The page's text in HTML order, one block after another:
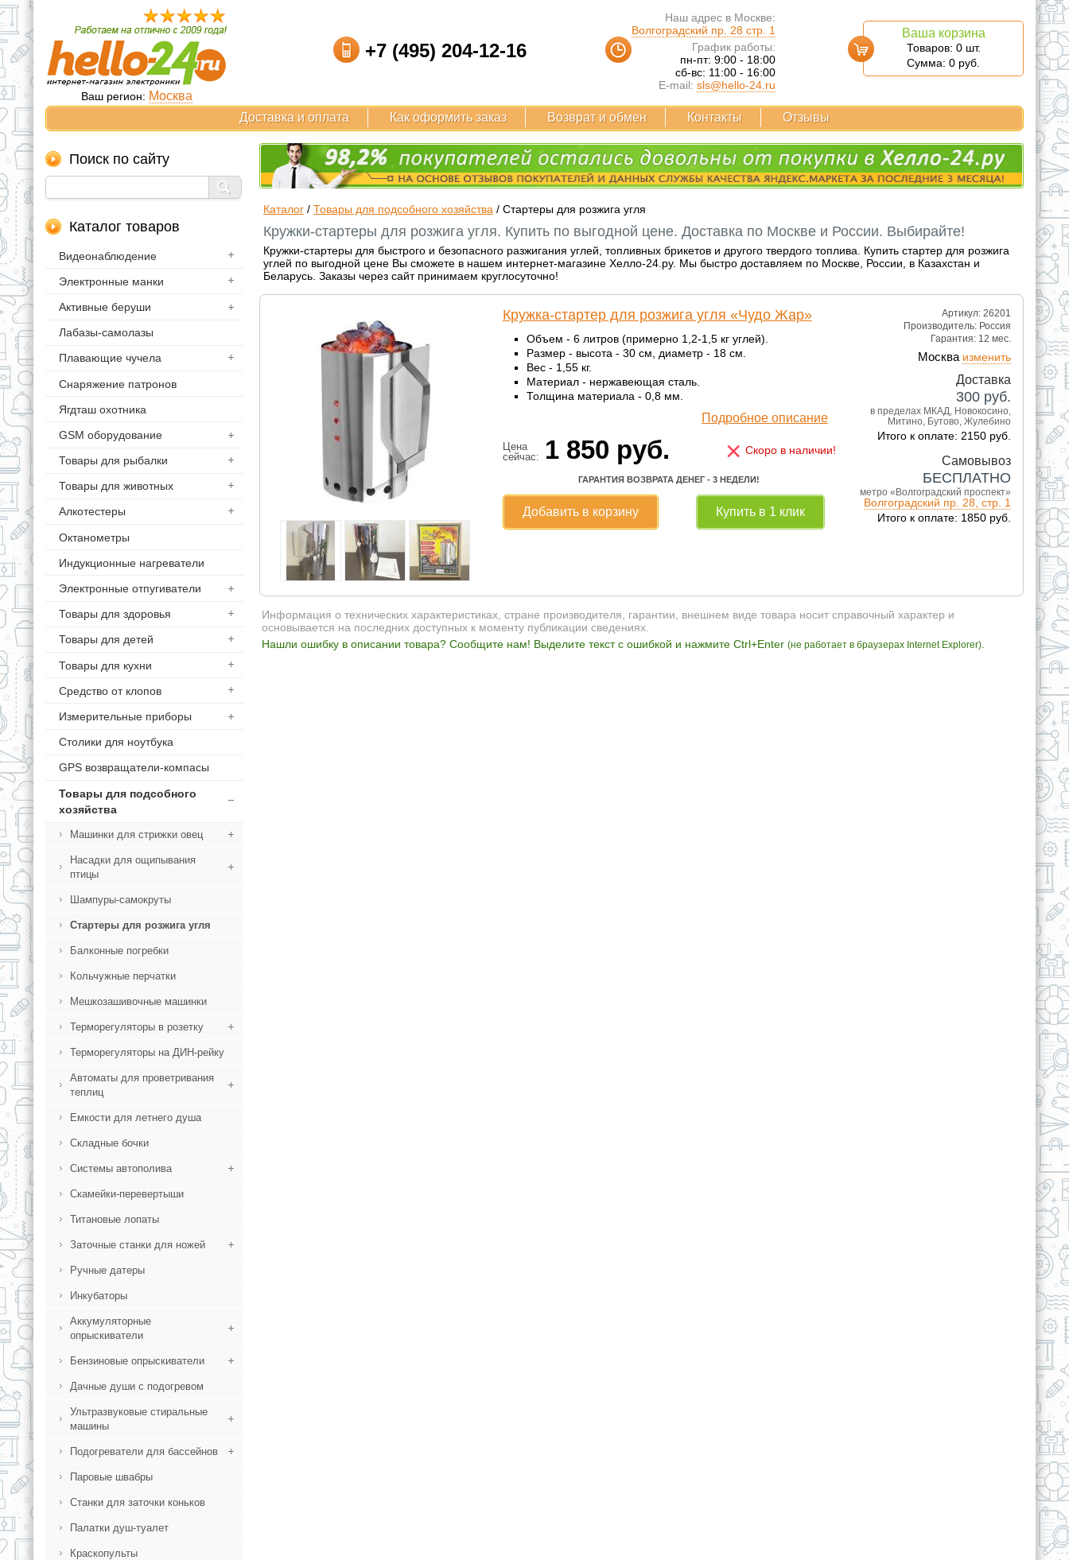
Ваш регион: Москва
+7 (495) 204-12-16
Наш адрес в Москве:
Волгоградский пр. 28 стр. 1
График работы:
пн-пт: 9:00 - 18:00
сб-вс: 11:00 - 16:00
E-mail: sls@hello-24.ru
Ваша корзина
Товаров: 0 шт.
Сумма: 0 руб.
Доставка и оплата Как оформить заказ Возврат и обмен Контакты Отзывы
Поиск по сайту
Каталог товаров
Видеонаблюдение
Электронные манки
Активные беруши
Лабазы-самолазы
Плавающие чучела
Снаряжение патронов
Ягдташ охотника
GSM оборудование
Товары для рыбалки
Товары для животных
Алкотестеры
Октанометры
Индукционные нагреватели
Электронные отпугиватели
Товары для здоровья
Товары для детей
Товары для кухни
Средство от клопов
Измерительные приборы
Столики для ноутбука
GPS возвращатели-компасы
Товары для подсобного
хозяйства
Машинки для стрижки овец
Насадки для ощипывания
птицы
Шампуры-самокруты
Стартеры для розжига угля
Балконные погребки
Кольчужные перчатки
Мешкозашивочные машинки
Терморегуляторы в розетку
Терморегуляторы на ДИН-рейку
Автоматы для проветривания
теплиц
Емкости для летнего душа
Складные бочки
Системы автополива
Скамейки-перевертыши
Титановые лопаты
Заточные станки для ножей
Ручные датеры
Инкубаторы
Аккумуляторные
опрыскиватели
Бензиновые опрыскиватели
Дачные души с подогревом
Ультразвуковые стиральные
машины
Подогреватели для бассейнов
Паровые швабры
Станки для заточки коньков
Палатки душ-туалет
Краскопульты
Каталог/ Товары для подсобного хозяйства / Стартеры для розжига угля
Кружки-стартеры для розжига угля. Купить по выгодной цене. Доставка по Москве и России. Выбирайте!
Кружки-стартеры для быстрого и безопасного разжигания углей, топливных брикетов и другого твердого топлива. Купить стартер для розжига
углей по выгодной цене Вы сможете в нашем интернет-магазине Хелло-24.ру. Мы быстро доставляем по Москве, России, в Казахстан и
Беларусь. Заказы через сайт принимаем круглосуточно!
Артикул: 26201
Производитель: Россия
Гарантия: 12 мес.
Москва изменить
Доставка
300 руб.
в пределах МКАД, Новокосино,
Митино, Бутово, Жулебино
Итого к оплате: 2150 руб.
Самовывоз
БЕСПЛАТНО
метро «Волгоградский проспект»
Волгоградский пр. 28, стр. 1
Итого к оплате: 1850 руб.
Кружка-стартер для розжига угля «Чудо Жар»
Объем - 6 литров (примерно 1,2-1,5 кг углей).
Размер - высота - 30 см, диаметр - 18 см.
Вес - 1,55 кг.
Материал - нержавеющая сталь.
Толщина материала - 0,8 мм.
Подробное описание
Цена
сейчас:
1 850 руб. × Скоро в наличии!
ГАРАНТИЯ ВОЗВРАТА ДЕНЕГ - 3 НЕДЕЛИ!
Добавить в корзину Купить в 1 клик
Информация о технических характеристиках, стране производителя, гарантии, внешнем виде товара носит справочный характер и
основывается на последних доступных к моменту публикации сведениях.
Нашли ошибку в описании товара? Сообщите нам! Выделите текст с ошибкой и нажмите Ctrl+Enter (не работает в браузерах Internet Explorer).